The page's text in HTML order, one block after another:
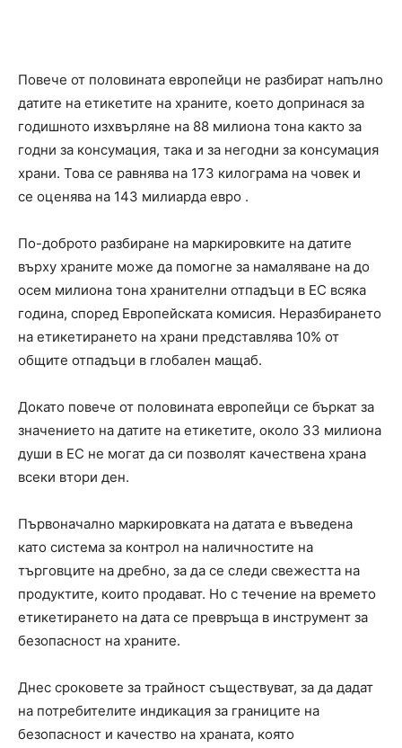
Повече от половината европейци не разбират напълно
датите на етикетите на храните, което допринася за
годишното изхвърляне на 88 милиона тона както за
годни за консумация, така и за негодни за консумация
храни. Това се равнява на 173 килограма на човек и
се оценява на 143 милиарда евро .
По-доброто разбиране на маркировките на датите
върху храните може да помогне за намаляване на до
осем милиона тона хранителни отпадъци в ЕС всяка
година, според Европейската комисия. Неразбирането
на етикетирането на храни представлява 10% от
общите отпадъци в глобален мащаб.
Докато повече от половината европейци се бъркат за
значението на датите на етикетите, около 33 милиона
души в ЕС не могат да си позволят качествена храна
всеки втори ден.
Първоначално маркировката на датата е въведена
като система за контрол на наличностите на
търговците на дребно, за да се следи свежестта на
продуктите, които продават. Но с течение на времето
етикетирането на дата се превръща в инструмент за
безопасност на храните.
Днес сроковете за трайност съществуват, за да дадат
на потребителите индикация за границите на
безопасност и качество на храната, която